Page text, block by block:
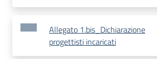
Allegato 1.bis_Dichiarazione
progettisti incaricati